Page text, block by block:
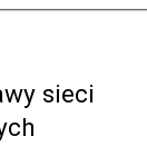
sieci